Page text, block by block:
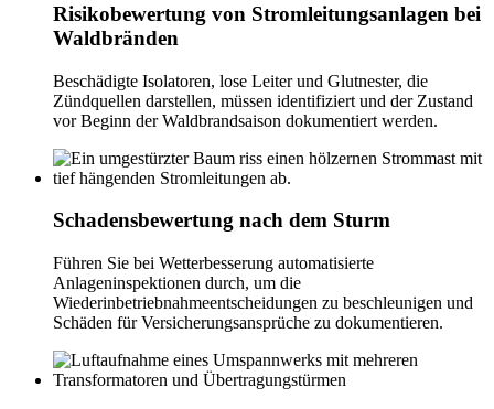
Risikobewertung von Stromleitungsanlagen bei
Waldbränden
Beschädigte Isolatoren, lose Leiter und Glutnester, die
Zündquellen darstellen, müssen identifiziert und der Zustand
vor Beginn der Waldbrandsaison dokumentiert werden.
Schadensbewertung nach dem Sturm
Führen Sie bei Wetterbesserung automatisierte
Anlageninspektionen durch, um die
Wiederinbetriebnahmeentscheidungen zu beschleunigen und
Schäden für Versicherungsansprüche zu dokumentieren.